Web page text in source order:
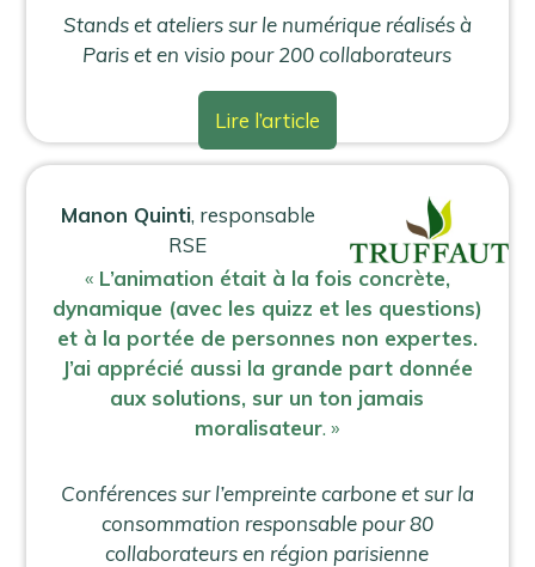
Stands et ateliers sur le numérique réalisés à
Paris et en visio pour 200 collaborateurs
Lire l’article
Manon Quinti, responsable
RSE
« L’animation était à la fois concrète,
dynamique (avec les quizz et les questions)
et à la portée de personnes non expertes.
J’ai apprécié aussi la grande part donnée
aux solutions, sur un ton jamais
moralisateur. »
Conférences sur l’empreinte carbone et sur la
consommation responsable pour 80
collaborateurs en région parisienne